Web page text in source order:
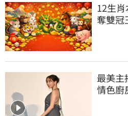
12生
奪雙冠
最美主
情色廚